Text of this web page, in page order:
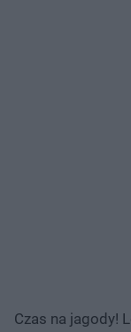
Czas na jagody!